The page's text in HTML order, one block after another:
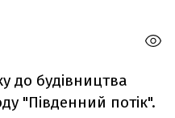
до будівництва
"Південний потік".